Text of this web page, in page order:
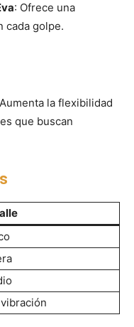
: Ofrece una
cada golpe.
la flexibilidad
que buscan